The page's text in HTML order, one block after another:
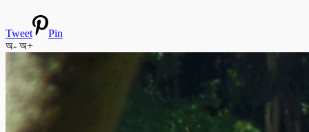
Tweet
Pin
অ- অ+